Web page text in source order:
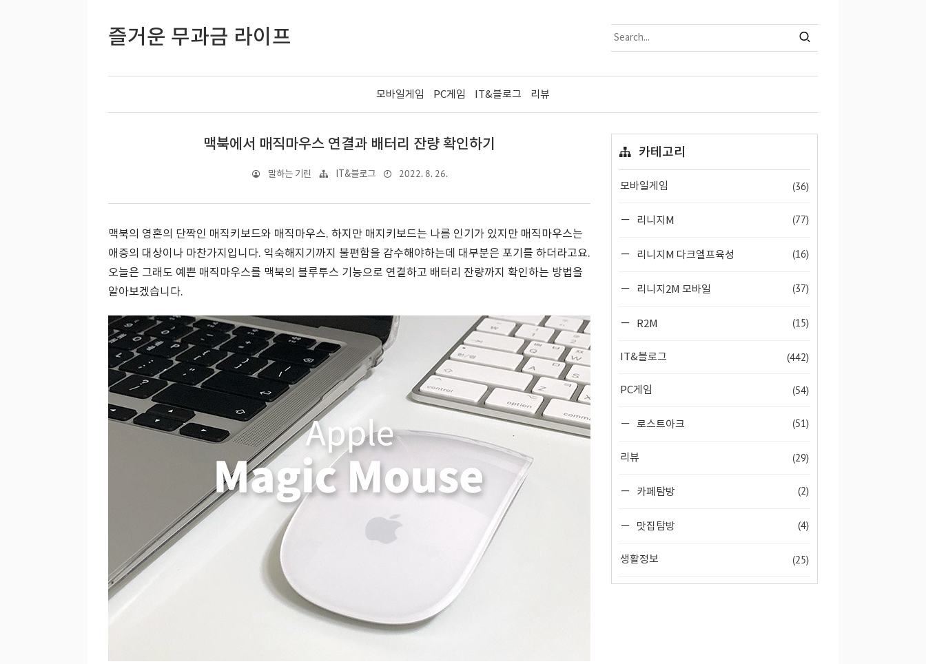
즐거운 무과금 라이프
모바일게임 PC게임 IT&블로그 리뷰
맥북에서 매직마우스 연결과 배터리 잔량 확인하기
말하는 기린 IT&블로그 2022. 8. 26.
맥북의 영혼의 단짝인 매직키보드와 매직마우스. 하지만 매지키보드는 나름 인기가 있지만 매직마우스는
애증의 대상이나 마찬가지입니다. 익숙해지기까지 불편함을 감수해야하는데 대부분은 포기를 하더라고요.
오늘은 그래도 예쁜 매직마우스를 맥북의 블루투스 기능으로 연결하고 배터리 잔량까지 확인하는 방법을
알아보겠습니다.
카테고리
모바일게임 (36)
리니지M (77)
리니지M 다크엘프육성 (16)
리니지2M 모바일 (37)
R2M (15)
IT&블로그 (442)
PC게임 (54)
로스트아크 (51)
리뷰 (29)
카페탐방 (2)
맛집탐방 (4)
생활정보 (25)